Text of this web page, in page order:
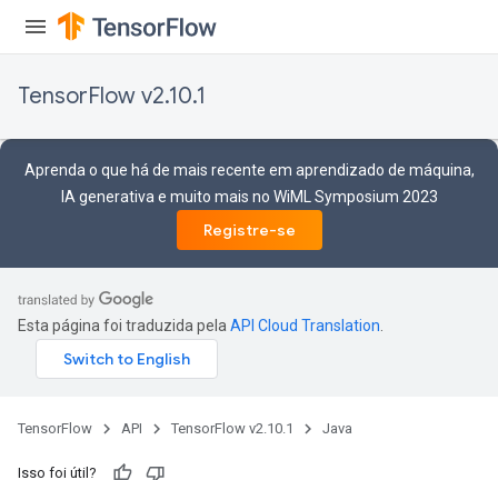
TensorFlow v2.10.1
Aprenda o que há de mais recente em aprendizado de máquina,
IA generativa e muito mais no WiML Symposium 2023
Registre-se
Esta página foi traduzida pela API Cloud Translation
TensorFlow API TensorFlow v2.10.1 Java
Isso foi útil?